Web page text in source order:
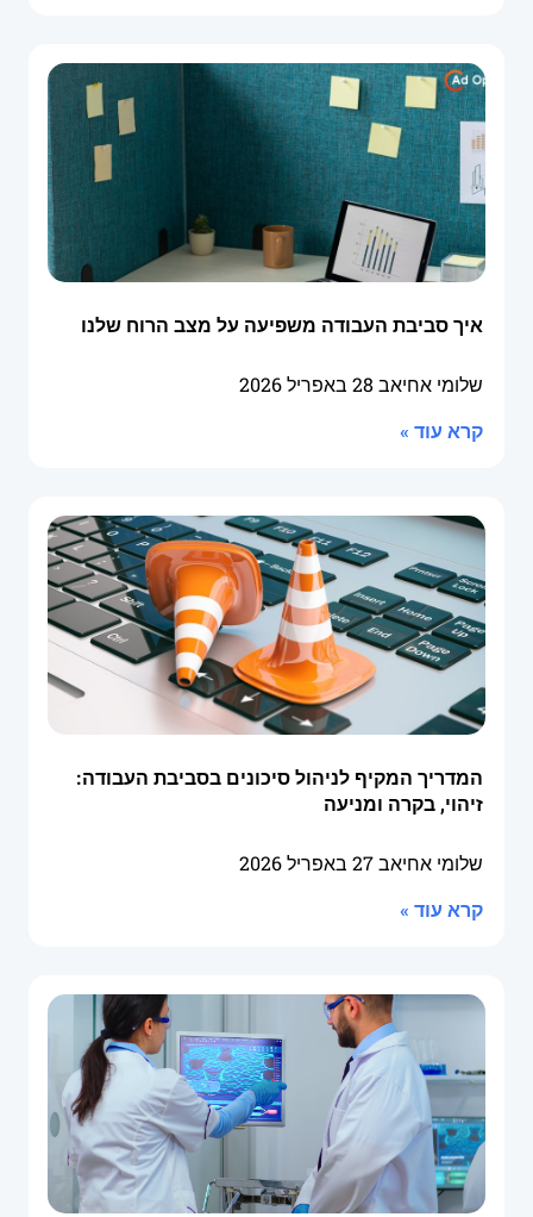
איך סביבת העבודה משפיעה על מצב הרוח שלנו
שלומי אחיאב 28 באפריל 2026
קרא עוד »
המדריך המקיף לניהול סיכונים בסביבת העבודה:
זיהוי, בקרה ומניעה
שלומי אחיאב27 באפריל 2026
קרא עוד »